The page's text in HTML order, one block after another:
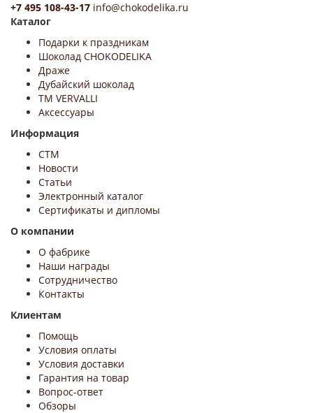
+7 495 108-43-17 info@chokodelika.ru
Каталог
Подарки к праздникам
Шоколад CHOKODELIKA
Драже
Дубайский шоколад
ТМ VERVALLI
Аксессуары
Информация
СТМ
Новости
Статьи
Электронный каталог
Сертификаты и дипломы
О компании
О фабрике
Наши награды
Сотрудничество
Контакты
Клиентам
Помощь
Условия оплаты
Условия доставки
Гарантия на товар
Вопрос-ответ
Обзоры